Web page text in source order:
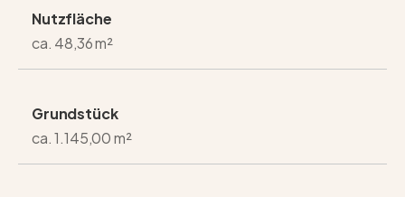
Nutzfläche
ca. 48,36 m²
Grundstück
ca. 1.145,00 m²